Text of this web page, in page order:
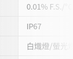
0.01% F.S./
IP67
白熾燈/螢光